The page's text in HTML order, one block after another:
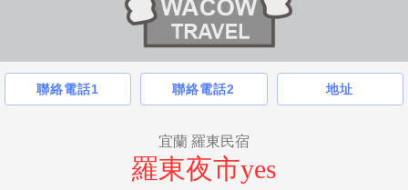
聯絡電話1 聯絡電話2 地址
宜蘭 羅東民宿
羅東夜市yes